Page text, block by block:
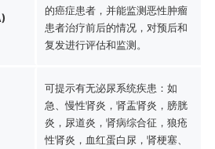
的癌症患者，并能监测恶性肿瘤
患者治疗前后的情况，对预后和
复发进行评估和监测。
可提示有无泌尿系统疾患：如
急、慢性肾炎，肾盂肾炎，膀胱
炎，尿道炎，肾病综合征，狼疮
性肾炎，血红蛋白尿，肾梗塞、